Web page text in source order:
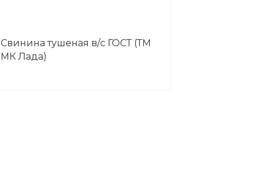
Свинина тушеная в/с ГОСТ (ТМ
МК Лада)